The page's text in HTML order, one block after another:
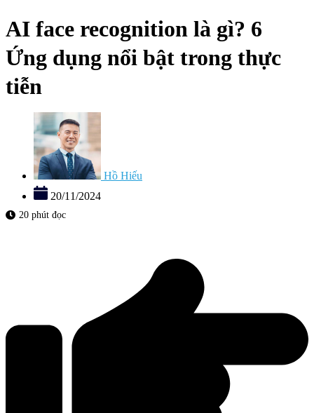
AI face recognition là gì? 6
Ứng dụng nổi bật trong thực
tiễn
Hồ Hiếu
20/11/2024
20 phút đọc